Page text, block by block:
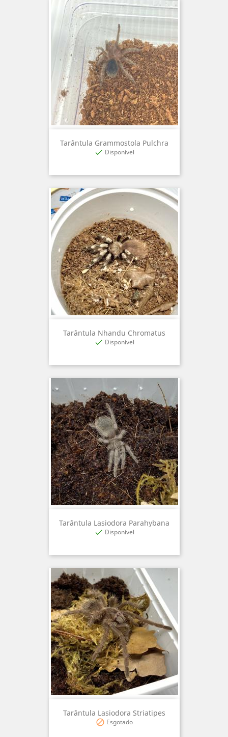
Tarântula Grammostola Pulchra
 Disponível
Tarântula Nhandu Chromatus
 Disponível
Tarântula Lasiodora Parahybana
 Disponível
Tarântula Lasiodora Striatipes
 Esgotado